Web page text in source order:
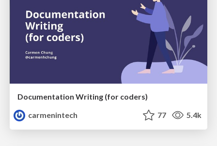
Documentation Writing (for coders)
carmenintech
77 5.4k